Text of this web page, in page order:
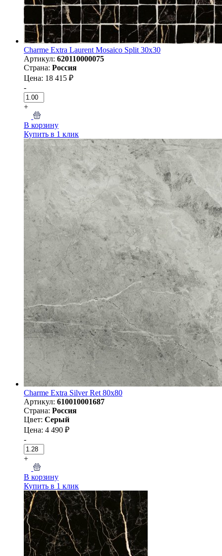
Charme Extra Laurent Mosaico Split 30х30
Артикул: 620110000075
Страна: Россия
Цена: 18 415 ₽
-
+
В корзину
Купить в 1 клик
Charme Extra Silver Ret 80x80
Артикул: 610010001687
Страна: Россия
Цвет: Серый
Цена: 4 490 ₽
-
+
В корзину
Купить в 1 клик